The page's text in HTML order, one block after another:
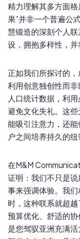
精力理解其多方面
果”并非一个普遍公
慧锻造的深刻个人
设，拥抱多样性，并
正如我们所探讨的
利用创意独创性而
人口统计数据，利
避免文化失礼。这
能吸引注意力，还
户之间培养持久的纽
在M&M
证明：我们不只是
事来强调体验。我
时，这种联系就超越
预算优化、舒适的
是您驾驭亚洲充满